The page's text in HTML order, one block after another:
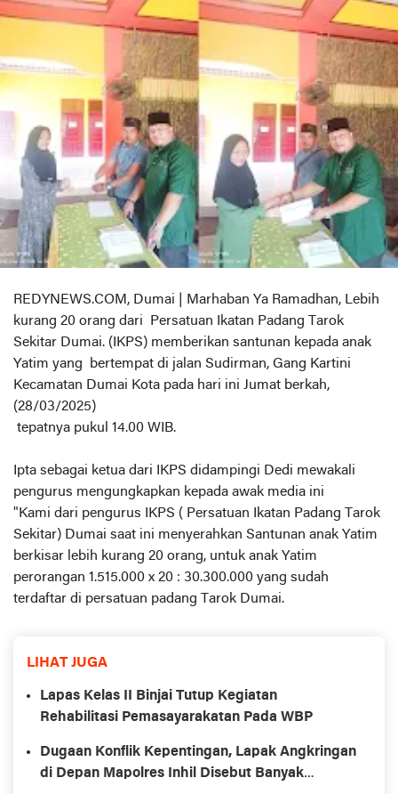
REDYNEWS.COM, Dumai | Marhaban Ya Ramadhan, Lebih
kurang 20 orang dari Persatuan Ikatan Padang Tarok
Sekitar Dumai. (IKPS) memberikan santunan kepada anak
Yatim yang bertempat di jalan Sudirman, Gang Kartini
Kecamatan Dumai Kota pada hari ini Jumat berkah,
(28/03/2025)
tepatnya pukul 14.00 WIB.
Ipta sebagai ketua dari IKPS didampingi Dedi mewakali
pengurus mengungkapkan kepada awak media ini
"Kami dari pengurus IKPS ( Persatuan Ikatan Padang Tarok
Sekitar) Dumai saat ini menyerahkan Santunan anak Yatim
berkisar lebih kurang 20 orang, untuk anak Yatim
perorangan 1.515.000 x 20 : 30.300.000 yang sudah
terdaftar di persatuan padang Tarok Dumai.
LIHAT JUGA
Lapas Kelas II Binjai Tutup Kegiatan
Rehabilitasi Pemasayarakatan Pada WBP
Dugaan Konflik Kepentingan, Lapak Angkringan
di Depan Mapolres Inhil Disebut Banyak